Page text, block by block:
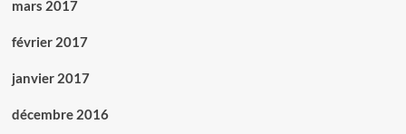
mars 2017
février 2017
janvier 2017
décembre 2016